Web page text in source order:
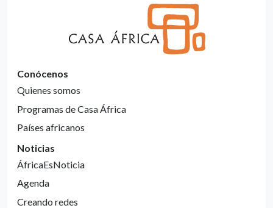
Conócenos
Quienes somos
Programas de Casa África
Países africanos
Noticias
ÁfricaEsNoticia
Agenda
Creando redes